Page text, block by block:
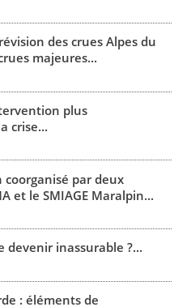
des crues Alpes du
majeures...
plus
crise...
par deux
et le SMIAGE Maralpin...
devenir inassurable ?...
: éléments de